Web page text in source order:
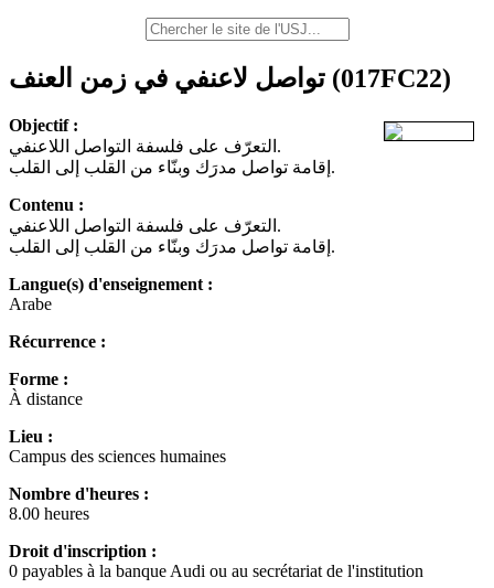
(017FC22)
Objectif :
التعرّف على فلسفة التواصل اللاعنفي.
إقامة تواصل مدرَك وبنّاء من القلب إلى القلب.
Contenu :
التعرّف على فلسفة التواصل اللاعنفي.
إقامة تواصل مدرَك وبنّاء من القلب إلى القلب.
Langue(s) d'enseignement :
Arabe
Récurrence :
Forme :
À distance
Lieu :
Campus des sciences humaines
Nombre d'heures :
8.00 heures
Droit d'inscription :
0 payables à la banque Audi ou au secrétariat de l'institution